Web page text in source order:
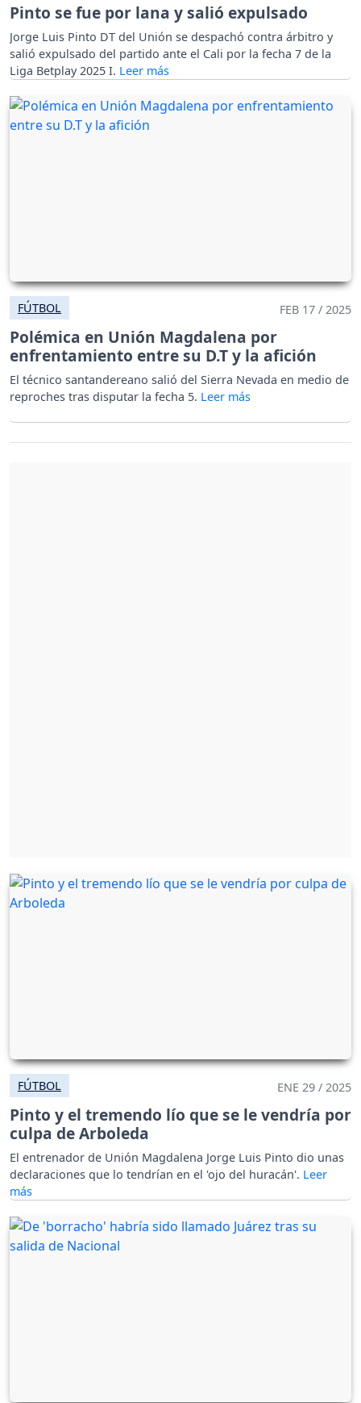
Pinto se fue por lana y salió expulsado
Jorge Luis Pinto DT del Unión se despachó contra árbitro y
salió expulsado del partido ante el Cali por la fecha 7 de la
Liga Betplay 2025 I.
FÚTBOL FEB 17 / 2025
Polémica en Unión Magdalena por
enfrentamiento entre su D.T y la afición
El técnico santandereano salió del Sierra Nevada en medio de
reproches tras disputar la fecha 5.
FÚTBOL ENE 29 / 2025
Pinto y el tremendo lío que se le vendría por
culpa de Arboleda
El entrenador de Unión Magdalena Jorge Luis Pinto dio unas
declaraciones que lo tendrían en el 'ojo del huracán'.